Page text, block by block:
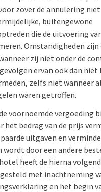
zover de annulering
buitengewone
die de uitvoering
Omstandigheden
zij niet onder de
ervan ook dan niet
zelfs niet wanneer
waren getroffen.
voornoemde vergoeding
het bedrag van de prijs
uitgaven en
door een andere
heeft de hierna
met inachtneming
en het begin